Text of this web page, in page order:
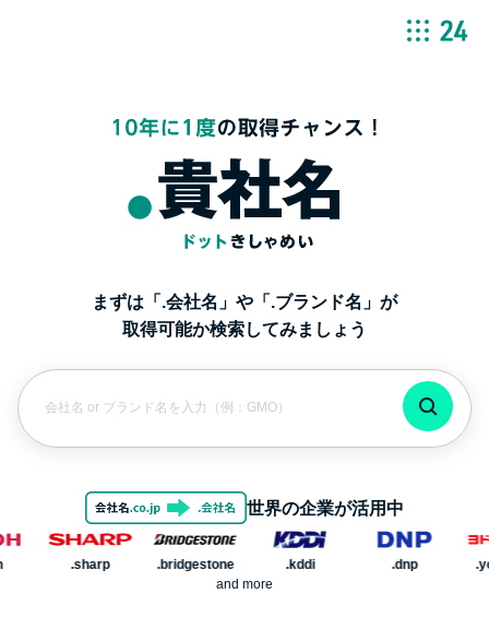
まずは「.会社名」や「.ブランド名」が
取得可能か検索してみましょう
世界の企業が活用中
.sharp .bridgestone
and more